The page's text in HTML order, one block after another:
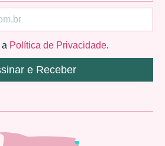
Política de Privacidade.
e Receber